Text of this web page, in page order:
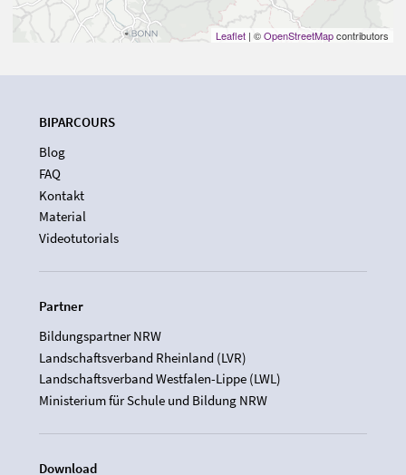
Leaflet | ©OpenStreetMapcontributors
BIPARCOURS
Blog
FAQ
Kontakt
Material
Videotutorials
Partner
Bildungspartner NRW
Landschaftsverband Rheinland (LVR)
Landschaftsverband Westfalen-Lippe (LWL)
Ministerium für Schule und Bildung NRW
Download